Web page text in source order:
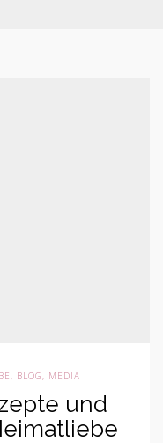
, BLOG, MEDIA
und